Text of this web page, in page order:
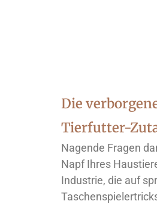
Die
Tierfutter-
Nagende Fragen
Napf Ihres
Industrie, die auf